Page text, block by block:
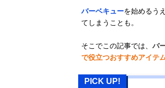
バーベキューを始めるう
てしまうことも。
そこでこの記事では、 バ
で役立つおすすめアイテ
PICK UP!